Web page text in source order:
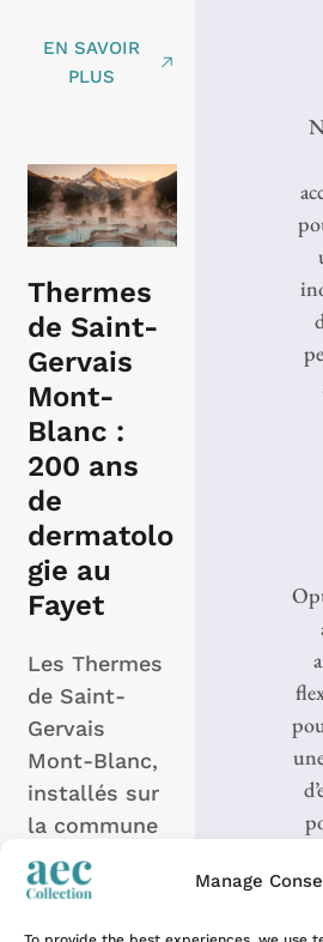
Manage
EN SAVOIR
PLUS
Thermes
de Saint-
Gervais
Mont-
Blanc :
200 ans
de
dermatolo
gie au
Fayet
Les Thermes
de Saint-
Gervais
Mont-Blanc,
installés sur
la commune
voisine du
Fayet (à 5km